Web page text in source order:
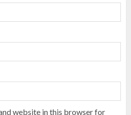
website in this browser for